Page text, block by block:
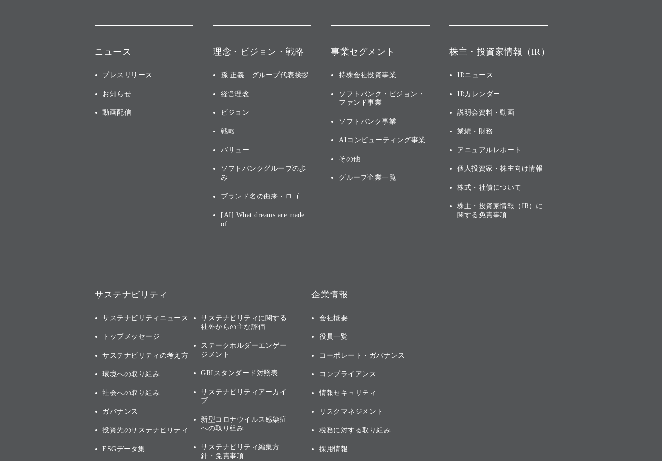
ニュース
プレスリリース
お知らせ
動画配信
理念・ビジョン・戦略
孫 正義 グループ代表挨拶
経営理念
ビジョン
戦略
バリュー
ソフトバンクグループの歩
み
ブランド名の由来・ロゴ
[AI] What dreams are made
of
事業セグメント
持株会社投資事業
ソフトバンク・ビジョン・
ファンド事業
ソフトバンク事業
AIコンピューティング事業
その他
グループ企業一覧
株主・投資家情報（IR）
IRニュース
IRカレンダー
説明会資料・動画
業績・財務
アニュアルレポート
個人投資家・株主向け情報
株式・社債について
株主・投資家情報（IR）に
関する免責事項
サステナビリティ
サステナビリティニュース
トップメッセージ
サステナビリティの考え方
環境への取り組み
社会への取り組み
ガバナンス
投資先のサステナビリティ
ESGデータ集
サステナビリティに関する
社外からの主な評価
ステークホルダーエンゲー
ジメント
GRIスタンダード対照表
サステナビリティアーカイ
ブ
新型コロナウイルス感染症
への取り組み
サステナビリティ編集方
針・免責事項
企業情報
会社概要
役員一覧
コーポレート・ガバナンス
コンプライアンス
情報セキュリティ
リスクマネジメント
税務に対する取り組み
採用情報